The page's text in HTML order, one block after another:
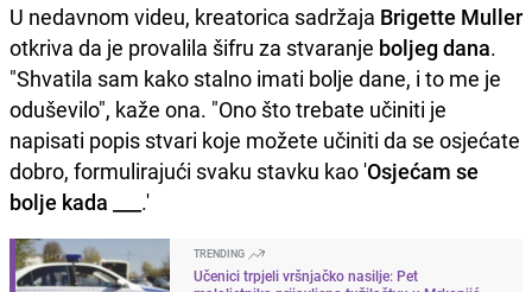
U nedavnom videu, kreatorica sadržaja Brigette Muller
otkriva da je provalila šifru za stvaranje boljeg dana.
"Shvatila sam kako stalno imati bolje dane, i to me je
oduševilo", kaže ona. "Ono što trebate učiniti je
napisati popis stvari koje možete učiniti da se osjećate
dobro, formulirajući svaku stavku kao 'Osjećam se
bolje kada ___ .'
TRENDING
Učenici trpjeli vršnjačko nasilje: Pet